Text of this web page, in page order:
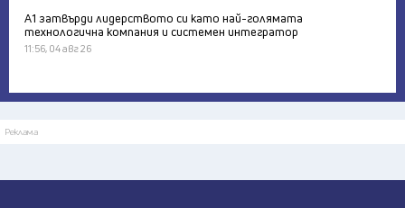
А1 затвърди лидерството си като най-голямата
технологична компания и системен интегратор
11:56, 04 авг 26
Реклама